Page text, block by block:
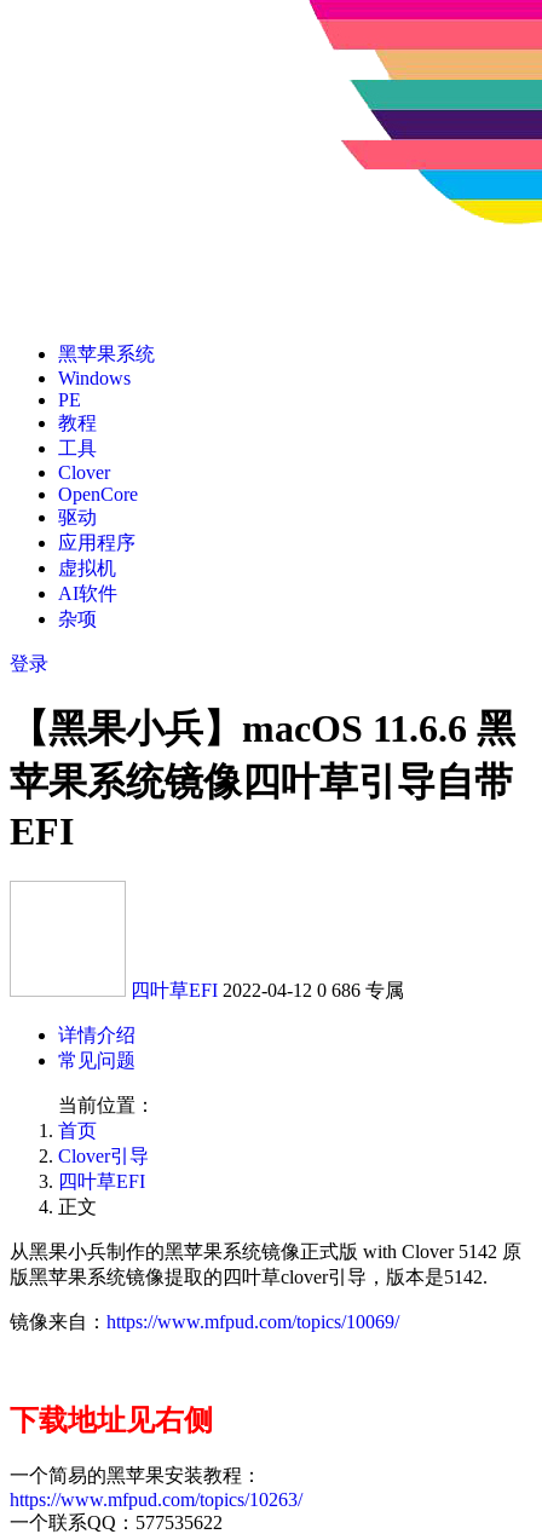
黑苹果系统
Windows
PE
教程
工具
Clover
OpenCore
驱动
应用程序
虚拟机
AI软件
杂项
登录
【黑果小兵】macOS 11.6.6 黑
苹果系统镜像四叶草引导自带
EFI
四叶草EFI 2022-04-12 0 686 专属
详情介绍
常见问题
当前位置：
首页
Clover引导
四叶草EFI
正文
从黑果小兵制作的黑苹果系统镜像正式版 with Clover 5142 原
版黑苹果系统镜像提取的四叶草clover引导，版本是5142.
镜像来自： https://www.mfpud.com/topics/10069/
下载地址见右侧
一个简易的黑苹果安装教程：
https://www.mfpud.com/topics/10263/
一个联系QQ：577535622